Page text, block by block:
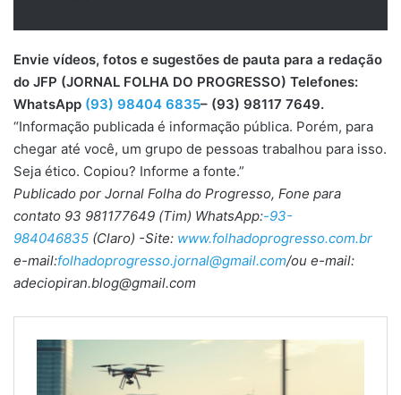
Envie vídeos, fotos e sugestões de pauta para a redação
do JFP (JORNAL FOLHA DO PROGRESSO) Telefones:
WhatsApp (93) 98404 6835– (93) 98117 7649.
“Informação publicada é informação pública. Porém, para
chegar até você, um grupo de pessoas trabalhou para isso.
Seja ético. Copiou? Informe a fonte.”
Publicado por Jornal Folha do Progresso, Fone para
contato 93 981177649 (Tim) WhatsApp:-93-
984046835 (Claro) -Site: www.folhadoprogresso.com.br
e-mail:folhadoprogresso.jornal@gmail.com/ou e-mail:
adeciopiran.blog@gmail.com